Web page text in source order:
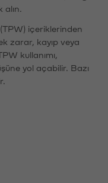
içeriklerinden
zarar, kayıp veya
kullanımı,
yol açabilir. Bazı